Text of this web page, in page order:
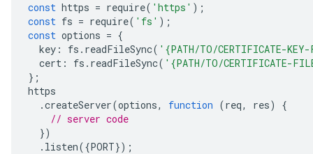
const https = require( 'https' );
const fs = require( 'fs' );
const options = {
key : fs . readFileSync( '{PATH/TO/CERTIFICATE-
cert : fs . readFileSync( '{PATH/TO/CERTIFICATE-
};
https
.createServer(options, function (req, res)
{
// server code
})
. listen({PORT});